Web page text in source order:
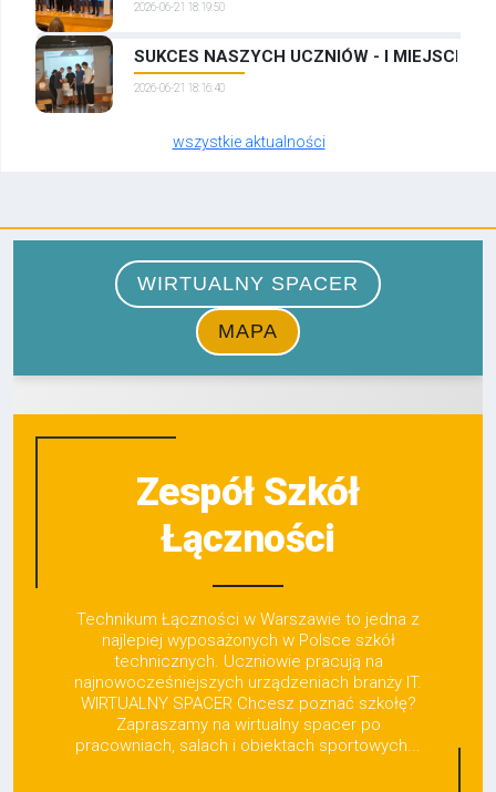
2026-06-21 18:19:50
SUKCES NASZYCH UCZNIÓW - I MIEJSCE W
2026-06-21 18:16:40
wszystkie aktualności
Zespół Szkół
Łączności
Technikum Łączności w Warszawie to jedna z
najlepiej wyposażonych w Polsce szkół
technicznych. Uczniowie pracują na
najnowocześniejszych urządzeniach branży IT.
WIRTUALNY SPACER Chcesz poznać szkołę?
Zapraszamy na wirtualny spacer po
pracowniach, salach i obiektach sportowych...